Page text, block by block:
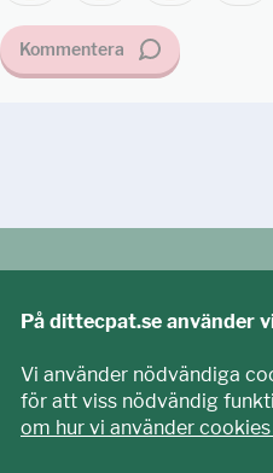
Kommentera
På dittecpat.se använder
Vi använder nödvändiga
för att viss nödvändig
om hur vi använder cookies